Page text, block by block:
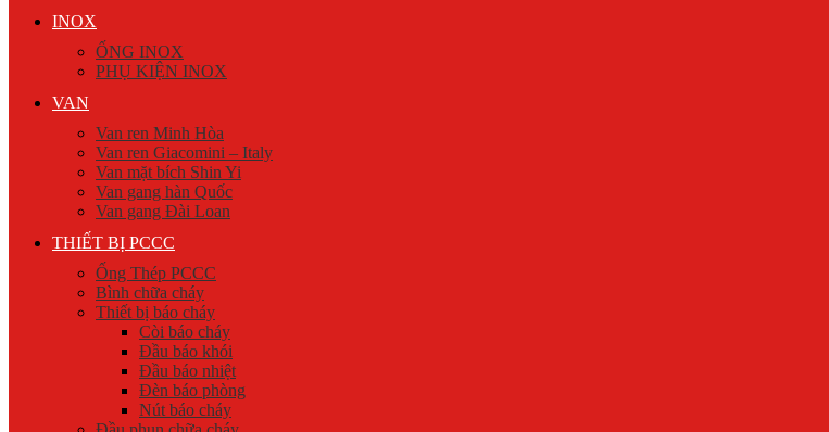
INOX
ỐNG INOX
PHỤ KIỆN INOX
VAN
Van ren Minh Hòa
Van ren Giacomini – Italy
Van mặt bích Shin Yi
Van gang hàn Quốc
Van gang Đài Loan
THIẾT BỊ PCCC
Ống Thép PCCC
Bình chữa cháy
Thiết bị báo cháy
Còi báo cháy
Đầu báo khói
Đầu báo nhiệt
Đèn báo phòng
Nút báo cháy